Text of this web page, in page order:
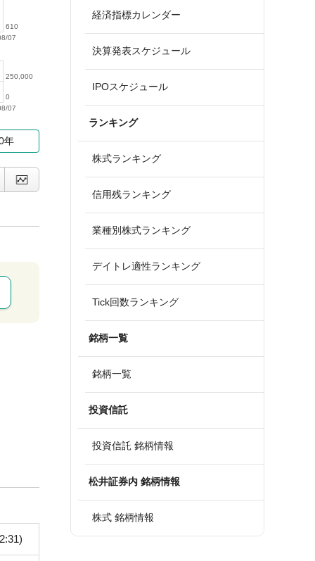
07
610
07
0
250,000
年
経済指標カレンダー
決算発表スケジュール
IPOスケジュール
ランキング
株式ランキング
信用残ランキング
業種別株式ランキング
デイトレ適性ランキング
Tick回数ランキング
銘柄一覧
銘柄一覧
投資信託
投資信託 銘柄情報
松井証券内 銘柄情報
株式 銘柄情報